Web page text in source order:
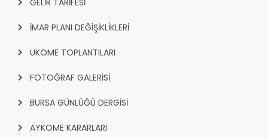
GELİR TARİFESİ
İMAR PLANI DEĞİŞİKLİKLERİ
UKOME TOPLANTILARI
FOTOĞRAF GALERİSİ
BURSA GÜNLÜĞÜ DERGİSİ
AYKOME KARARLARI